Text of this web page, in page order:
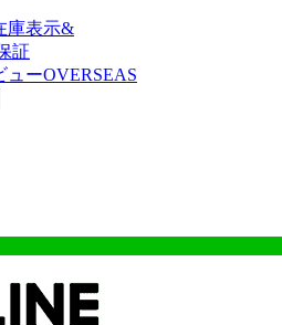
庫表示&
証
ューOVERSEAS